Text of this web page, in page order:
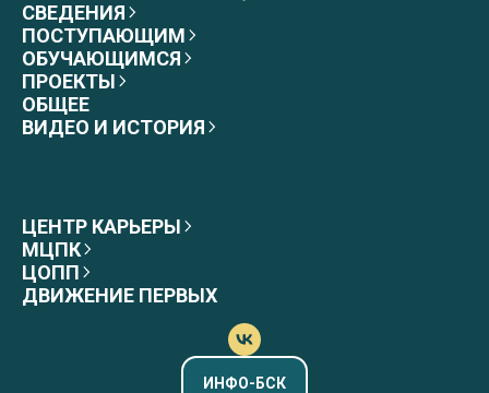
СВЕДЕНИЯ
ПОСТУПАЮЩИМ
ОБУЧАЮЩИМСЯ
ПРОЕКТЫ
ОБЩЕЕ
ВИДЕО И ИСТОРИЯ
ЦЕНТР КАРЬЕРЫ
МЦПК
ЦОПП
ДВИЖЕНИЕ ПЕРВЫХ
ИНФО-БСК